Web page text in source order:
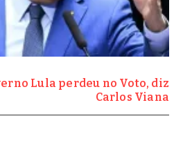
Lula perdeu no Voto, diz
Carlos Viana